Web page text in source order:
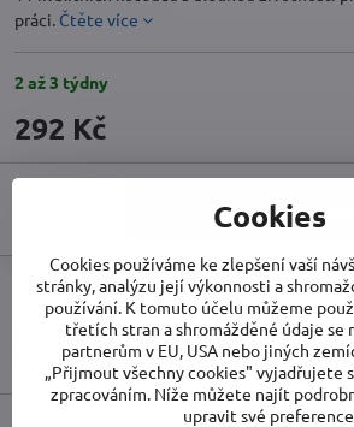
práci. Čtěte více
2 až 3 týdny
292 Kč
Do
Doručení
Skladové číslo:TR6225001131
Výrobce:TROTEC
Cookies
Cookies používáme ke zlepšení vaší
stránky, analýzu její výkonnosti a
používání. K tomuto účelu můžeme
třetích stran a shromážděné údaje se
partnerům v EU, USA nebo jiných
„Přijmout všechny cookies" vyjadřujete
zpracováním. Níže můžete najít
upravit své